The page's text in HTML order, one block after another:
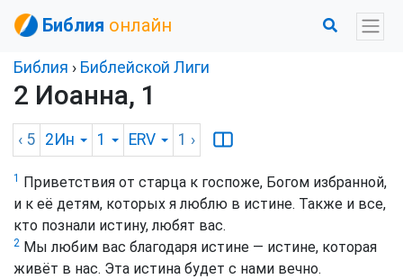
Библия онлайн
Библия › Библейской Лиги
2 Иоанна, 1
‹ 5 2Ин 1 ERV 1 ›
1
Приветствия от старца к госпоже, Богом избранной,
и к её детям, которых я люблю в истине. Также и все,
кто познали истину, любят вас.
2 Мы любим вас благодаря истине — истине, которая
живёт в нас. Эта истина будет с нами вечно.